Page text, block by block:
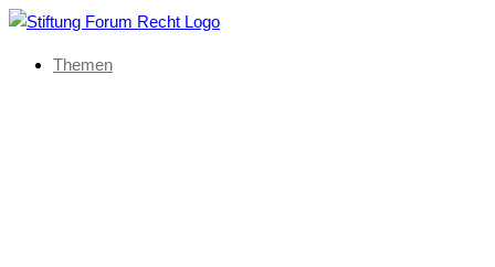
Themen